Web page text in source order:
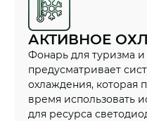
АКТИВНОЕ
Фонарь для туризма и
предусматривает
охлаждения, которая
время использовать
для ресурса